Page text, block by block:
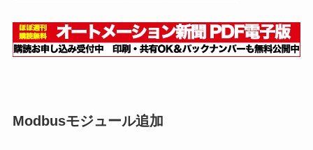
Modbusモジュール追加